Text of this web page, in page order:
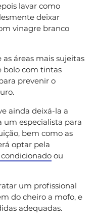
lavar como
deixar
vinagre branco
áreas mais sujeitas
bolo com tintas
prevenir o
ainda deixá-la a
um especialista para
bem como as
optar pela
ou
um profissional
do cheiro a mofo, e
adequadas.